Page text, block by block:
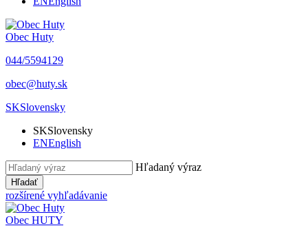
Obec Huty
​044/5594129
​obec@huty.sk
SKSlovensky
SKSlovensky
ENEnglish
Hľadaný výraz
Hľadať
rozšírené vyhľadávanie
Obec HUTY